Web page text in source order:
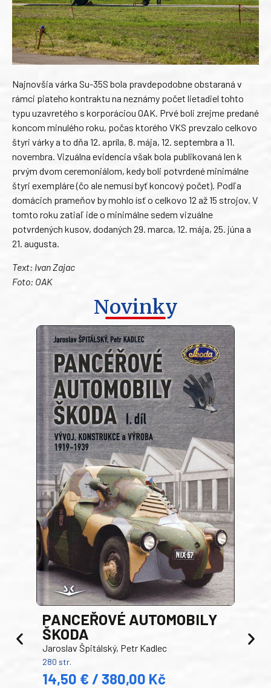
Najnovšia várka Su-35S bola pravdepodobne obstaraná v
rámci piateho kontraktu na neznámy počet lietadiel tohto
typu uzavretého s korporáciou OAK. Prvé boli zrejme predané
koncom minulého roku, počas ktorého VKS prevzalo celkovo
štyri várky a to dňa 12. apríla, 8. mája, 12. septembra a 11.
novembra. Vizuálna evidencia však bola publikovaná len k
prvým dvom ceremoniálom, kedy boli potvrdené minimálne
štyri exempláre (čo ale nemusí byť koncový počet). Podľa
domácich prameňov by mohlo ísť o celkovo 12 až 15 strojov. V
tomto roku zatiaľ ide o minimálne sedem vizuálne
potvrdených kusov, dodaných 29. marca, 12. mája, 25. júna a
21. augusta.
Text: Ivan Zajac
Foto: OAK
Novinky
PANCEŘOVÉ AUTOMOBILY
ŠKODA
Jaroslav Špitálský, Petr Kadlec
280 str.
14,50 € / 380,00 Kč